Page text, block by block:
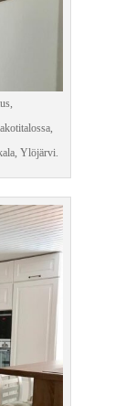
Ylöjärvi.